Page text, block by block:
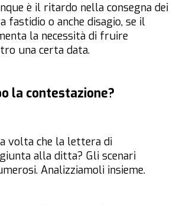
è il ritardo nella consegna dei
fastidio o anche disagio, se il
la necessità di fruire
una certa data.
la contestazione?
volta che la lettera di
alla ditta? Gli scenari
Analizziamoli insieme.